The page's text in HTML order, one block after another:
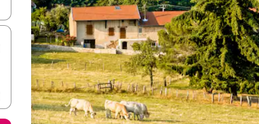
och nedåtpilarna eller utforska genom att trycka eller svepa.